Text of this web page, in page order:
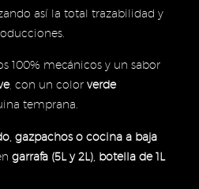
así la total trazabilidad y
100% mecánicos y un sabor
, con un color verde
temprana.
gazpachos o cocina a baja
garrafa (5L y 2L), botella de 1L